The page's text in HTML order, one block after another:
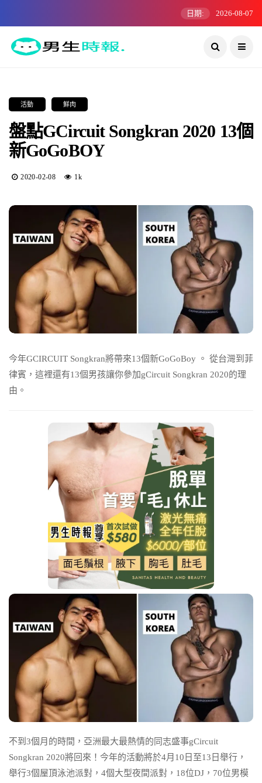
日期: 2026-08-07
活動 鮮肉
盤點GCircuit Songkran 2020 13個
新GoGoBOY
2020-02-08 1k
今年GCIRCUIT Songkran將帶來13個新GoGoBoy 。 從台灣到菲
律賓，這裡還有13個男孩讓你參加gCircuit Songkran 2020的理
由。
不到3個月的時間，亞洲最大最熱情的同志盛事gCircuit
Songkran 2020將回來！今年的活動將於4月10日至13日舉行，
舉行3個屋頂泳池派對，4個大型夜間派對，18位DJ，70位男模